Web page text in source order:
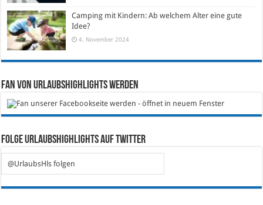
Camping mit Kindern: Ab welchem Alter eine gute
Idee?
4. November 2024
Fan von Urlaubshighlights werden
Folge Urlaubshighlights auf Twitter
@UrlaubsHls folgen